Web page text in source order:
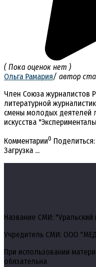
( Пока оценок нет )
Ольга Рамария/ автор
Член Союза журналистов
литературной
смены молодых деятелей
искусства
Комментарии0 Поделиться:
Загрузка ...
Название СМИ: "Уральский
Учредитель СМИ: ООО
При использовании
обязательна